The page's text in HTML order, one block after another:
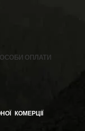
ОПЛАТИ
КОМЕРЦІЇ